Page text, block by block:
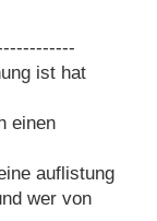
ist hat
einen
auflistung
wer von